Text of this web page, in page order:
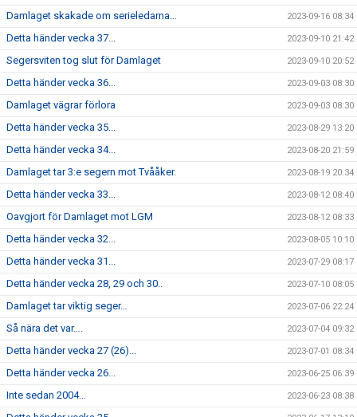
Damlaget skakade om serieledarna… 2023-09-16 08:34
Detta händer vecka 37... 2023-09-10 21:42
Segersviten tog slut för Damlaget 2023-09-10 20:52
Detta händer vecka 36... 2023-09-03 08:30
Damlaget vägrar förlora 2023-09-03 08:30
Detta händer vecka 35... 2023-08-29 13:20
Detta händer vecka 34... 2023-08-20 21:59
Damlaget tar 3:e segern mot Tvååker. 2023-08-19 20:34
Detta händer vecka 33... 2023-08-12 08:40
Oavgjort för Damlaget mot LGM 2023-08-12 08:33
Detta händer vecka 32... 2023-08-05 10:10
Detta händer vecka 31... 2023-07-29 08:17
Detta händer vecka 28, 29 och 30.. 2023-07-10 08:05
Damlaget tar viktig seger… 2023-07-06 22:24
Så nära det var…. 2023-07-04 09:32
Detta händer vecka 27 (26)... 2023-07-01 08:34
Detta händer vecka 26... 2023-06-25 06:39
Inte sedan 2004… 2023-06-23 08:38